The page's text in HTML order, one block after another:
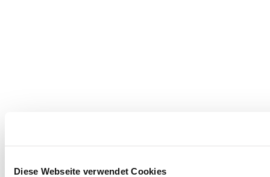
Diese Webseite verwendet Cookies